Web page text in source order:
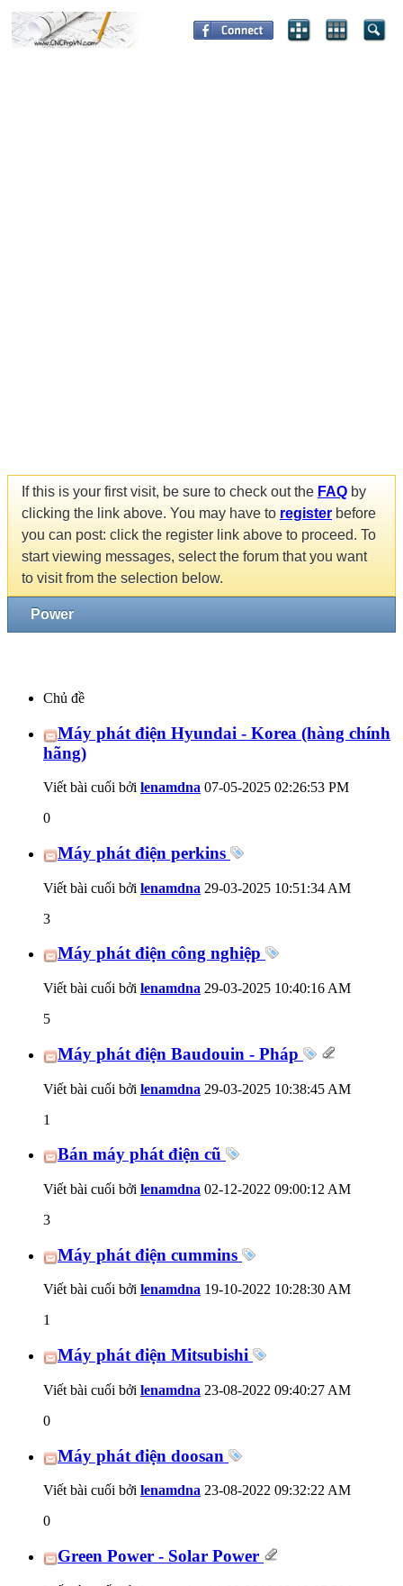
If this is your first visit, be sure to check out the FAQ by
clicking the link above. You may have to register before
you can post: click the register link above to proceed. To
start viewing messages, select the forum that you want
to visit from the selection below.
Power
Chủ đề
Máy phát điện Hyundai - Korea (hàng chính
hãng)
Viết bài cuối bởi lenamdna 07-05-2025 02:26:53 PM
0
Máy phát điện perkins
Viết bài cuối bởi lenamdna 29-03-2025 10:51:34 AM
3
Máy phát điện công nghiệp
Viết bài cuối bởi lenamdna 29-03-2025 10:40:16 AM
5
Máy phát điện Baudouin - Pháp
Viết bài cuối bởi lenamdna 29-03-2025 10:38:45 AM
1
Bán máy phát điện cũ
Viết bài cuối bởi lenamdna 02-12-2022 09:00:12 AM
3
Máy phát điện cummins
Viết bài cuối bởi lenamdna 19-10-2022 10:28:30 AM
1
Máy phát điện Mitsubishi
Viết bài cuối bởi lenamdna 23-08-2022 09:40:27 AM
0
Máy phát điện doosan
Viết bài cuối bởi lenamdna 23-08-2022 09:32:22 AM
0
Green Power - Solar Power